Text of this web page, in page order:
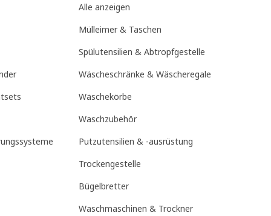
Alle anzeigen
Mülleimer & Taschen
Spülutensilien & Abtropfgestelle
Wäscheschränke & Wäscheregale
Wäschekörbe
Waschzubehör
Putzutensilien & -ausrüstung
Trockengestelle
Bügelbretter
Waschmaschinen & Trockner